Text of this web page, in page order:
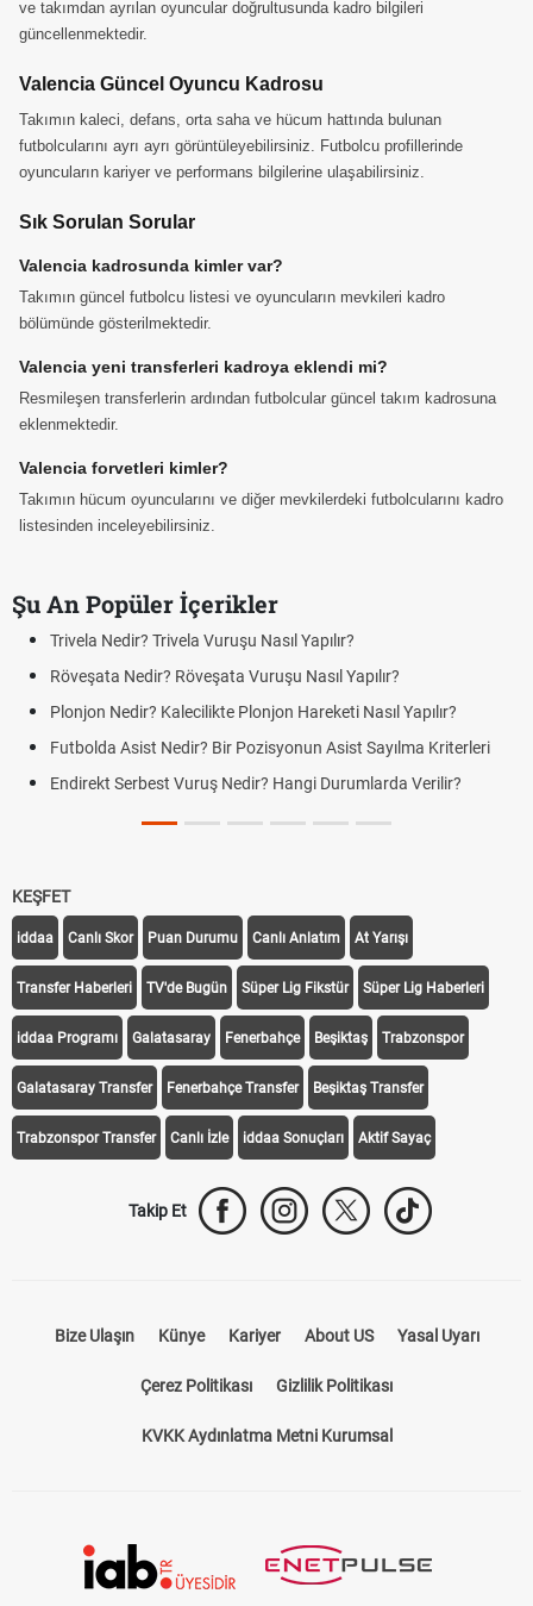
ve takımdan ayrılan oyuncular doğrultusunda kadro bilgileri
güncellenmektedir.
Valencia Güncel Oyuncu Kadrosu
Takımın kaleci, defans, orta saha ve hücum hattında bulunan
futbolcularını ayrı ayrı görüntüleyebilirsiniz. Futbolcu profillerinde
oyuncuların kariyer ve performans bilgilerine ulaşabilirsiniz.
Sık Sorulan Sorular
Valencia kadrosunda kimler var?
Takımın güncel futbolcu listesi ve oyuncuların mevkileri kadro
bölümünde gösterilmektedir.
Valencia yeni transferleri kadroya eklendi mi?
Resmileşen transferlerin ardından futbolcular güncel takım kadrosuna
eklenmektedir.
Valencia forvetleri kimler?
Takımın hücum oyuncularını ve diğer mevkilerdeki futbolcularını kadro
listesinden inceleyebilirsiniz.
Şu An Popüler İçerikler
Trivela Nedir? Trivela Vuruşu Nasıl Yapılır?
Röveşata Nedir? Röveşata Vuruşu Nasıl Yapılır?
Plonjon Nedir? Kalecilikte Plonjon Hareketi Nasıl Yapılır?
Futbolda Asist Nedir? Bir Pozisyonun Asist Sayılma Kriterleri
Endirekt Serbest Vuruş Nedir? Hangi Durumlarda Verilir?
KEŞFET
iddaa Canlı Skor Puan Durumu Canlı Anlatım At Yarışı
Transfer Haberleri TV'de Bugün Süper Lig Fikstür Süper Lig Haberleri
iddaa Programı Galatasaray Fenerbahçe Beşiktaş Trabzonspor
Galatasaray Transfer Fenerbahçe Transfer Beşiktaş Transfer
Trabzonspor Transfer Canlı İzle iddaa Sonuçları Aktif Sayaç
Takip Et
Bize Ulaşın Künye Kariyer About US Yasal Uyarı
Çerez Politikası Gizlilik Politikası
KVKK Aydınlatma Metni Kurumsal